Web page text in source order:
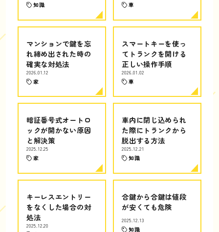
知識 車
マンションで鍵を忘
れ締め出された時の
確実な対処法
2026.01.12
家
スマートキーを使っ
てトランクを開ける
正しい操作手順
2026.01.02
車
暗証番号式オートロ
ックが開かない原因
と解決策
2025.12.25
家
車内に閉じ込められ
た際にトランクから
脱出する方法
2025.12.21
知識
キーレスエントリー
をなくした場合の対
処法
2025.12.20
合鍵から合鍵は値段
が安くても危険
2025.12.13
知識